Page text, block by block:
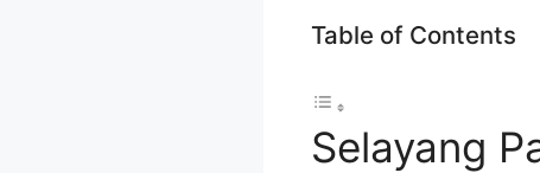
Table of Contents
Selayang